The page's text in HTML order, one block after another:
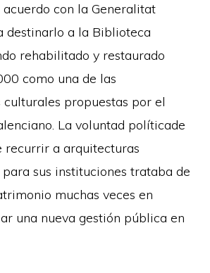
con la Generalitat
destinarlo a la Biblioteca
rehabilitado y restaurado
como una de las
propuestas por el
La voluntad políticade
recurrir a arquitecturas
sus instituciones trataba de
muchas veces en
una nueva gestión pública en